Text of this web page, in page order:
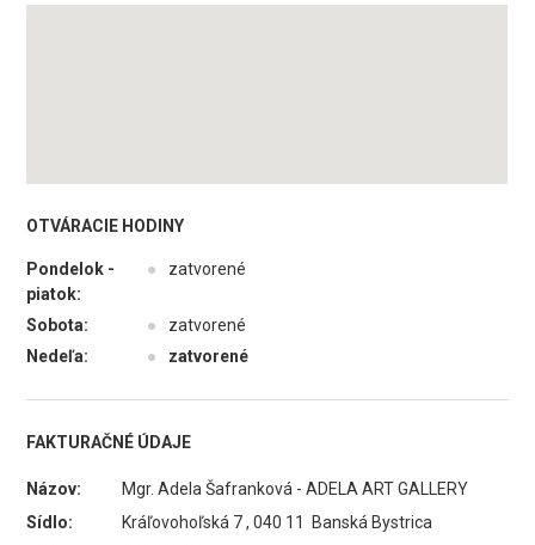
OTVÁRACIE HODINY
Pondelok -
piatok:
● zatvorené
Sobota: ●
zatvorené
Nedeľa:
● zatvorené
FAKTURAČNÉ ÚDAJE
Názov:
Mgr. Adela Šafranková - ADELA ART GALLERY
Sídlo:
Kráľovohoľská 7 , 040 11 Banská Bystrica